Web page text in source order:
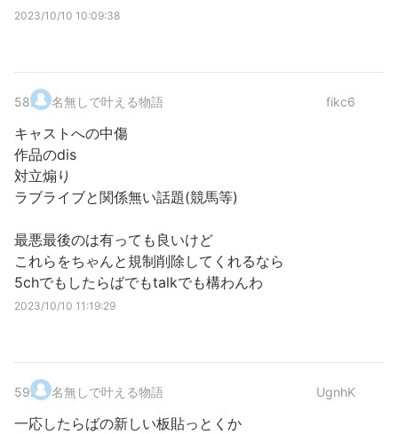
2023/10/10 10:09:38
58. 名無しで叶える物語 fikc6
キャストへの中傷
作品のdis
対立煽り
ラブライブと関係無い話題(競馬等)
最悪最後のは有っても良いけど
これらをちゃんと規制削除してくれるなら
5chでもしたらばでもtalkでも構わんわ
2023/10/10 11:19:29
59. 名無しで叶える物語 UgnhK
一応したらばの新しい板貼っとくか